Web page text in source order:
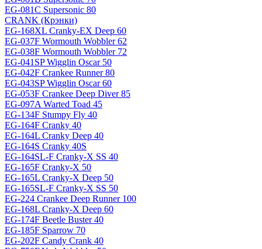
EG-081C Supersonic 80
CRANK (Крэнки)
EG-168XL Cranky-EX Deep 60
EG-037F Wormouth Wobbler 62
EG-038F Wormouth Wobbler 72
EG-041SP Wigglin Oscar 50
EG-042F Crankee Runner 80
EG-043SP Wigglin Oscar 60
EG-053F Crankee Deep Diver 85
EG-097A Warted Toad 45
EG-134F Stumpy Fly 40
EG-164F Cranky 40
EG-164L Cranky Deep 40
EG-164S Cranky 40S
EG-164SL-F Cranky-X SS 40
EG-165F Cranky-X 50
EG-165L Cranky-X Deep 50
EG-165SL-F Cranky-X SS 50
EG-224 Crankee Deep Runner 100
EG-168L Cranky-X Deep 60
EG-174F Beetle Buster 40
EG-185F Sparrow 70
EG-202F Candy Crank 40